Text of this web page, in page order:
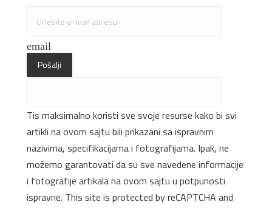
email
Pošalji
Tis maksimalno koristi sve svoje resurse kako bi svi
artikli na ovom sajtu bili prikazani sa ispravnim
nazivima, specifikacijama i fotografijama. Ipak, ne
možemo garantovati da su sve navedene informacije
i fotografije artikala na ovom sajtu u potpunosti
ispravne. This site is protected by reCAPTCHA and